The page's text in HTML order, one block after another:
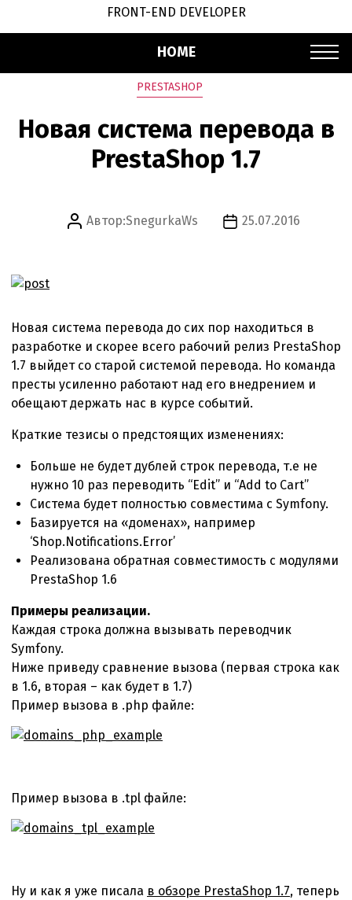
FRONT-END DEVELOPER
HOME
Рубрики
PRESTASHOP
Новая система перевода в
PrestaShop 1.7
Автор
Автор:SnegurkaWs
Дата
25.07.2016
Новая система перевода до сих пор находиться в
разработке и скорее всего рабочий релиз PrestaShop
1.7 выйдет со старой системой перевода. Но команда
престы усиленно работают над его внедрением и
обещают держать нас в курсе событий.
Краткие тезисы о предстоящих изменениях:
Больше не будет дублей строк перевода, т.е не
нужно 10 раз переводить “Edit” и “Add to Cart”
Система будет полностью совместима с Symfony.
Базируется на «доменах», например
‘Shop.Notifications.Error’
Реализована обратная совместимость с модулями
PrestaShop 1.6
Примеры реализации.
Каждая строка должна вызывать переводчик
Symfony.
Ниже приведу сравнение вызова (первая строка как
в 1.6, вторая – как будет в 1.7)
Пример вызова в .php файле:
Пример вызова в .tpl файле:
Ну и как я уже писала в обзоре PrestaShop 1.7, теперь